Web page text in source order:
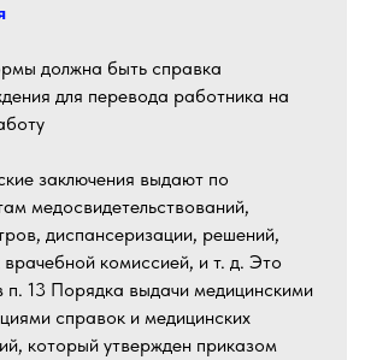
должна быть справка
для перевода работника на
заключения выдают по
медосвидетельствований,
диспансеризации, решений,
врачебной комиссией, и т. д. Это
п. 13 Порядка выдачи медицинскими
справок и медицинских
который утвержден приказом